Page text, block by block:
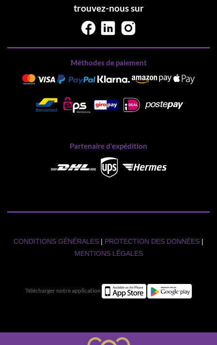
trouvez-nous sur
Méthodes de paiement
Partenaire d'expédition
CONDITIONS GÉNÉRALES | PROTECTION DES DONNÉES |
MENTIONS LÉGALES
Télécharger notre application